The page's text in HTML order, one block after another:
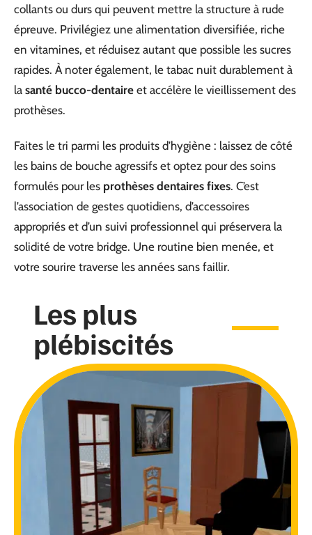
collants ou durs qui peuvent mettre la structure à rude
épreuve. Privilégiez une alimentation diversifiée, riche
en vitamines, et réduisez autant que possible les sucres
rapides. À noter également, le tabac nuit durablement à
la santé bucco-dentaire et accélère le vieillissement des
prothèses.
Faites le tri parmi les produits d’hygiène : laissez de côté
les bains de bouche agressifs et optez pour des soins
formulés pour les prothèses dentaires fixes. C’est
l’association de gestes quotidiens, d’accessoires
appropriés et d’un suivi professionnel qui préservera la
solidité de votre bridge. Une routine bien menée, et
votre sourire traverse les années sans faillir.
Les plus
plébiscités